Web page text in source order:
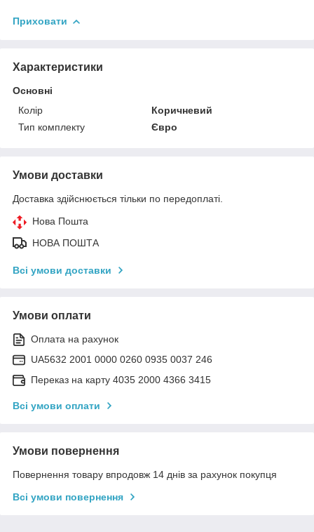
Приховати
Характеристики
Основні
Колір
Коричневий
Тип комплекту
Євро
Умови доставки
Доставка здійснюється тільки по передоплаті.
Нова Пошта
НОВА ПОШТА
Всі умови доставки
Умови оплати
Оплата на рахунок
UA5632 2001 0000 0260 0935 0037 246
Переказ на карту 4035 2000 4366 3415
Всі умови оплати
Умови повернення
Повернення товару впродовж 14 днів за рахунок покупця
Всі умови повернення